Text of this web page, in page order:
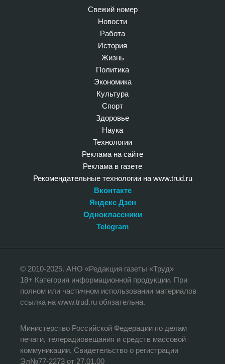
Свежий номер
Новости
Работа
История
Жизнь
Политика
Экономика
Культура
Спорт
Здоровье
Наука
Технологии
Реклама на сайте
Реклама в газете
Рекомендательные технологии на www.trud.ru
Вконтакте
Яндекс Дзен
Одноклассники
Telegram
© 2010-2025. АНО «Редакция газеты «Труд»
18+ Категория информационной продукции. При
полном или частичном использовании материалов
ссылка на www.trud.ru обязательна.
Министерство Российской Федерации по делам
печати, телерадиовещания и средств массовой
коммуникации, Свидетельство о регистрации
Эл№77-2273 от 27.01.00